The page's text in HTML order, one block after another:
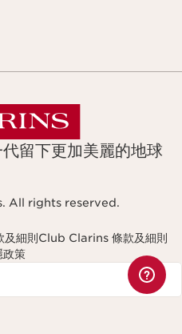
留下更加美麗的地球
All rights reserved.
及細則 Club Clarins 條款及細則
政策